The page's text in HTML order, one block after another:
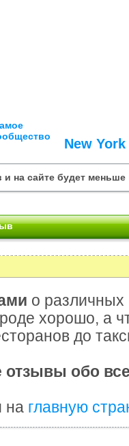
New York
на сайте будет меньше
о различных
хорошо, а
до
отзывы обо
на главную